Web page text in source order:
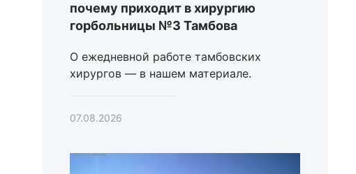
почему приходит в хирургию
горбольницы №3 Тамбова
О ежедневной работе тамбовских
хирургов — в нашем материале.
07.08.2026